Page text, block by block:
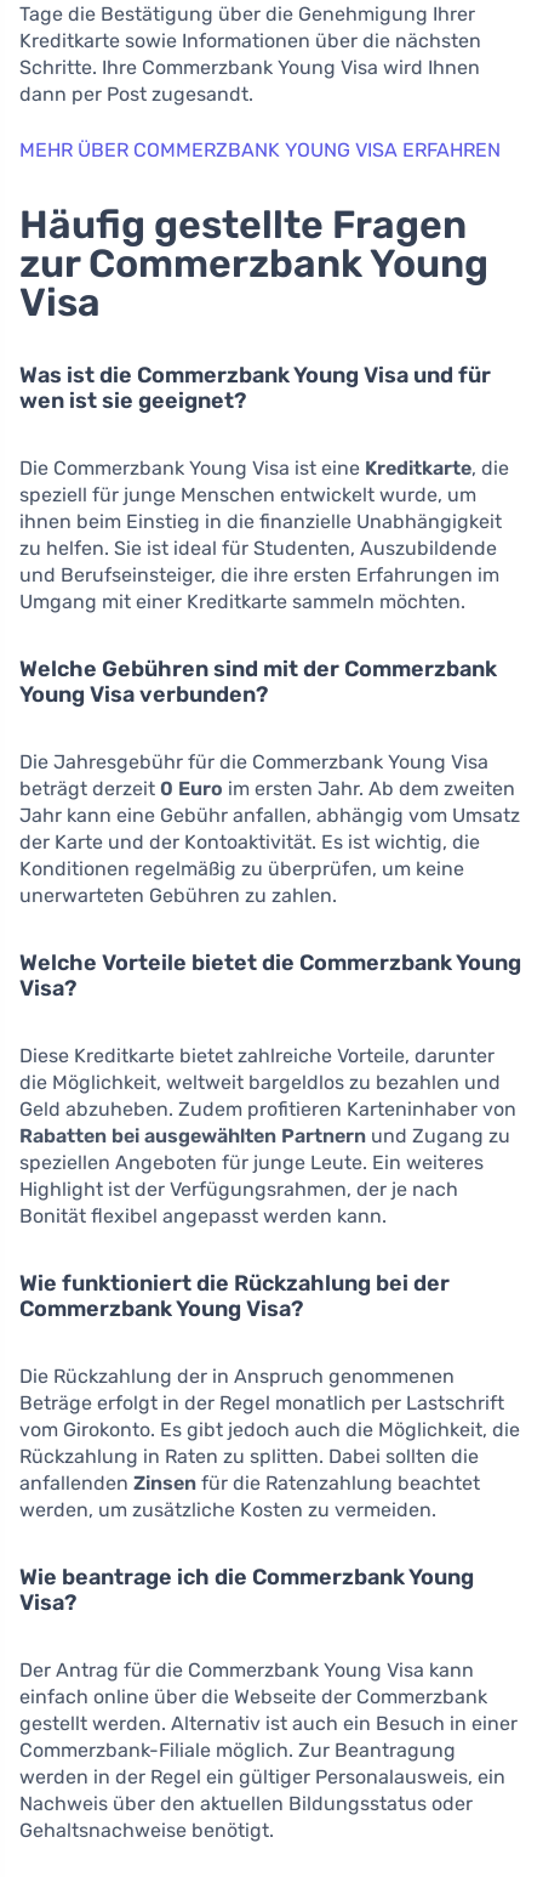
Tage die Bestätigung über die Genehmigung Ihrer
Kreditkarte sowie Informationen über die nächsten
Schritte. Ihre Commerzbank Young Visa wird Ihnen
dann per Post zugesandt.
MEHR ÜBER COMMERZBANK YOUNG VISA ERFAHREN
Häufig gestellte Fragen
zur Commerzbank Young
Visa
Was ist die Commerzbank Young Visa und für
wen ist sie geeignet?
Die Commerzbank Young Visa ist eine Kreditkarte, die
speziell für junge Menschen entwickelt wurde, um
ihnen beim Einstieg in die finanzielle Unabhängigkeit
zu helfen. Sie ist ideal für Studenten, Auszubildende
und Berufseinsteiger, die ihre ersten Erfahrungen im
Umgang mit einer Kreditkarte sammeln möchten.
Welche Gebühren sind mit der Commerzbank
Young Visa verbunden?
Die Jahresgebühr für die Commerzbank Young Visa
beträgt derzeit 0 Euro im ersten Jahr. Ab dem zweiten
Jahr kann eine Gebühr anfallen, abhängig vom Umsatz
der Karte und der Kontoaktivität. Es ist wichtig, die
Konditionen regelmäßig zu überprüfen, um keine
unerwarteten Gebühren zu zahlen.
Welche Vorteile bietet die Commerzbank Young
Visa?
Diese Kreditkarte bietet zahlreiche Vorteile, darunter
die Möglichkeit, weltweit bargeldlos zu bezahlen und
Geld abzuheben. Zudem profitieren Karteninhaber von
Rabatten bei ausgewählten Partnern und Zugang zu
speziellen Angeboten für junge Leute. Ein weiteres
Highlight ist der Verfügungsrahmen, der je nach
Bonität flexibel angepasst werden kann.
Wie funktioniert die Rückzahlung bei der
Commerzbank Young Visa?
Die Rückzahlung der in Anspruch genommenen
Beträge erfolgt in der Regel monatlich per Lastschrift
vom Girokonto. Es gibt jedoch auch die Möglichkeit, die
Rückzahlung in Raten zu splitten. Dabei sollten die
anfallenden Zinsen für die Ratenzahlung beachtet
werden, um zusätzliche Kosten zu vermeiden.
Wie beantrage ich die Commerzbank Young
Visa?
Der Antrag für die Commerzbank Young Visa kann
einfach online über die Webseite der Commerzbank
gestellt werden. Alternativ ist auch ein Besuch in einer
Commerzbank-Filiale möglich. Zur Beantragung
werden in der Regel ein gültiger Personalausweis, ein
Nachweis über den aktuellen Bildungsstatus oder
Gehaltsnachweise benötigt.